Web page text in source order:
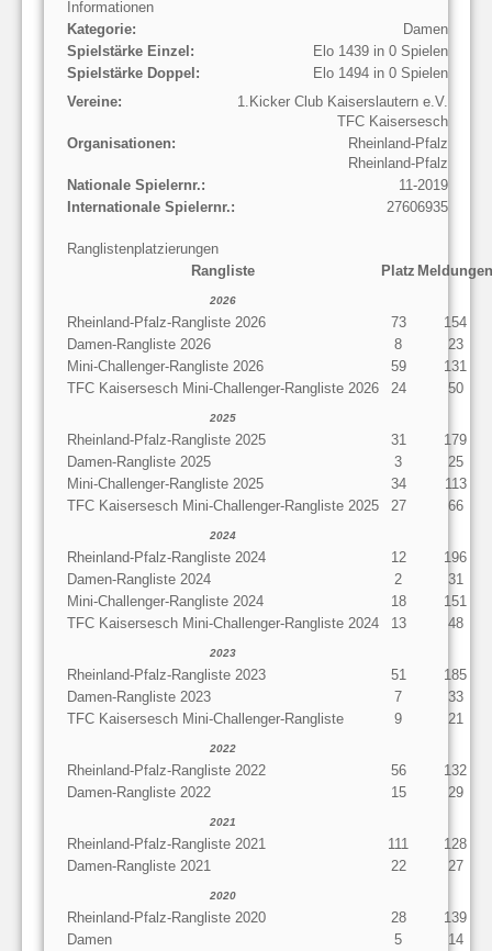
Informationen
Kategorie:
Damen
Spielstärke Einzel:
Elo 1439 in 0 Spielen
Spielstärke Doppel:
Elo 1494 in 0 Spielen
Vereine:
1.Kicker Club Kaiserslautern e.V.
TFC Kaisersesch
Organisationen:
Rheinland-Pfalz
Rheinland-Pfalz
Nationale Spielernr.:
11-2019
Internationale Spielernr.:
27606935
Ranglistenplatzierungen
Rangliste
Platz Meldungen
2026
Rheinland-Pfalz-Rangliste 2026 73
154
Damen-Rangliste 2026
8
23
Mini-Challenger-Rangliste 2026
59
131
TFC Kaisersesch Mini-Challenger-Rangliste 2026
24 50
2025
Rheinland-Pfalz-Rangliste 2025 31
179
Damen-Rangliste 2025
3
25
Mini-Challenger-Rangliste 2025
34
113
TFC Kaisersesch Mini-Challenger-Rangliste 2025
27 66
2024
Rheinland-Pfalz-Rangliste 2024 12
196
Damen-Rangliste 2024
2
31
Mini-Challenger-Rangliste 2024
18
151
TFC Kaisersesch Mini-Challenger-Rangliste 2024
13 48
2023
Rheinland-Pfalz-Rangliste 2023 51
185
Damen-Rangliste 2023
7
33
TFC Kaisersesch Mini-Challenger-Rangliste
9 21
2022
Rheinland-Pfalz-Rangliste 2022 56
132
Damen-Rangliste 2022
15 29
2021
Rheinland-Pfalz-Rangliste 2021 111
128
Damen-Rangliste 2021
22 27
2020
Rheinland-Pfalz-Rangliste 2020 28
139
Damen
5
14